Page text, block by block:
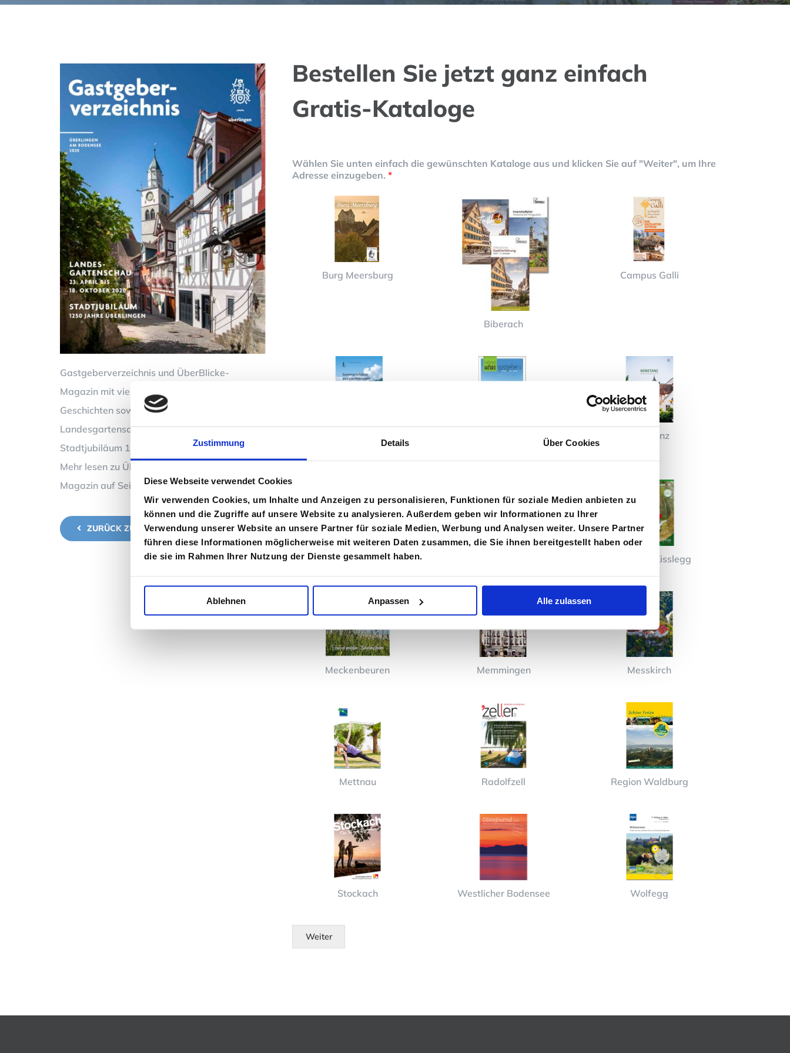
Zustimmung Details Über Cookies
Diese Webseite verwendet Cookies
Wir verwenden Cookies, um Inhalte und Anzeigen zu personalisieren, Funktionen für soziale Medien anbieten zu
können und die Zugriffe auf unsere Website zu analysieren. Außerdem geben wir Informationen zu Ihrer
Verwendung unserer Website an unsere Partner für soziale Medien, Werbung und Analysen weiter. Unsere Partner
führen diese Informationen möglicherweise mit weiteren Daten zusammen, die Sie ihnen bereitgestellt haben oder
die sie im Rahmen Ihrer Nutzung der Dienste gesammelt haben.
Ablehnen Anpassen Alle zulassen
Gastgeberverzeichnis und ÜberBlicke-
Magazin mit vielen Tipps und spannenden
Geschichten sowie Informationen zur
Landesgartenschau 2020 und zum
Stadtjubiläum 1250 Jahre .
Mehr lesen zu Überlingen im Bodensee
Magazin auf Seite 160.
ZURÜCK ZUR AUSWAHL
Bestellen Sie jetzt ganz einfach
Gratis-Kataloge
Wählen Sie unten einfach die gewünschten Kataloge aus und klicken Sie auf "Weiter", um Ihre
Adresse einzugeben.*
Burg Meersburg
Biberach
Campus Galli
Liechtenstein
Konstanz
Langenargen Luftkurort Kisslegg
Meckenbeuren Memmingen Messkirch
Mettnau Radolfzell Region Waldburg
Stockach Westlicher Bodensee Wolfegg
Weiter